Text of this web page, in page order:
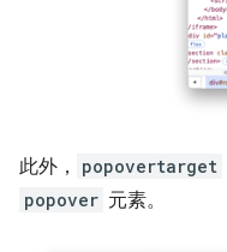
此外， popovertarget
popover 元素。